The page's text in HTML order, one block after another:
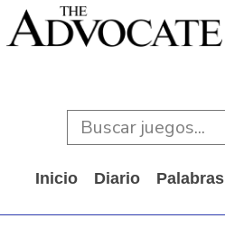
Inicio Diario Palabras